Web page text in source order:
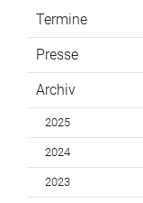
Termine
Presse
Archiv
2025
2024
2023